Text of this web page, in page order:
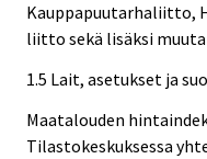
Kauppapuutarhaliitto,
liitto sekä lisäksi
1.5 Lait, asetukset ja
Maatalouden
Tilastokeskuksessa